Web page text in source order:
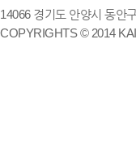
14066 경기도 안양시 동안
COPYRIGHTS © 2014